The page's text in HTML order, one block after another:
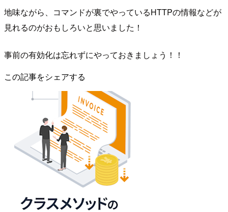
地味ながら、コマンドが裏でやっているHTTPの情報などが
見れるのがおもしろいと思いました！
事前の有効化は忘れずにやっておきましょう！！
この記事をシェアする